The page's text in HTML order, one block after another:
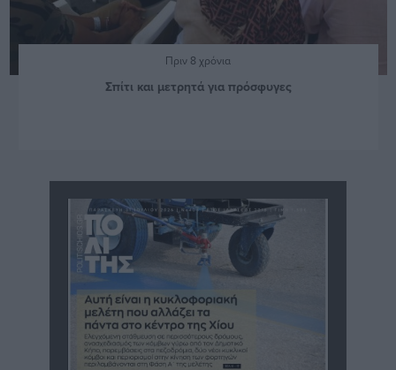
Πριν 8 χρόνια
Σπίτι και μετρητά για πρόσφυγες